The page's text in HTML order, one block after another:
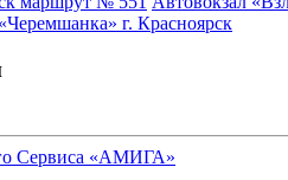
г. Красноярск
Сервиса «АМИГА»